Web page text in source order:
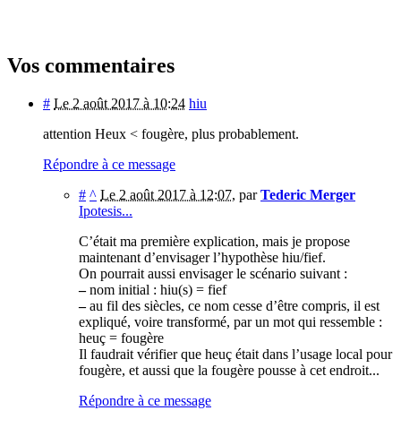
Vos commentaires
# Le 2 août 2017 à 10:24 hiu
attention Heux < fougère, plus probablement.
Répondre à ce message
# ^ Le 2 août 2017 à 12:07, parTederic Merger
Ipotesis...
C’était ma première explication, mais je propose
maintenant d’envisager l’hypothèse hiu/fief.
On pourrait aussi envisager le scénario suivant :
–nom initial : hiu(s) = fief
–au fil des siècles, ce nom cesse d’être compris, il est
expliqué, voire transformé, par un mot qui ressemble :
heuç = fougère
Il faudrait vérifier que heuç était dans l’usage local pour
fougère, et aussi que la fougère pousse à cet endroit...
Répondre à ce message